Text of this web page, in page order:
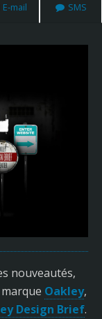
E-mail SMS
nouveautés,
Oakley,
Design Brief.